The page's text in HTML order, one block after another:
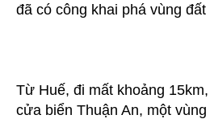
đã có công khai phá vùng đất
Từ Huế, đi mất khoảng
cửa biển Thuận An, một